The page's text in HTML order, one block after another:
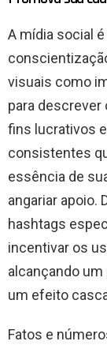
A mídia social
visuais como
para descrever
fins lucrativos
consistentes
essência de
angariar apoio.
hashtags
incentivar os
alcançando
um efeito
Fatos e